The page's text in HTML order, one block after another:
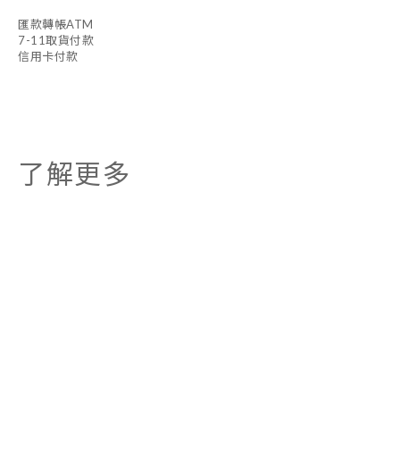
匯款轉帳ATM
7-11取貨付款
信用卡付款
了解更多